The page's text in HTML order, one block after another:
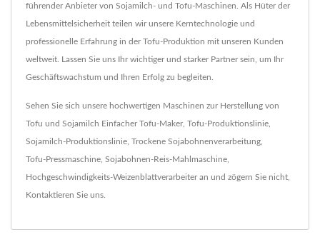
führender Anbieter von Sojamilch- und Tofu-Maschinen. Als Hüter der
Lebensmittelsicherheit teilen wir unsere Kerntechnologie und
professionelle Erfahrung in der Tofu-Produktion mit unseren Kunden
weltweit. Lassen Sie uns Ihr wichtiger und starker Partner sein, um Ihr
Geschäftswachstum und Ihren Erfolg zu begleiten.
Sehen Sie sich unsere hochwertigen Maschinen zur Herstellung von
Tofu und Sojamilch Einfacher Tofu-Maker, Tofu-Produktionslinie
Sojamilch-Produktionslinie Trockene Sojabohnenverarbeitung
Tofu-Pressmaschine Sojabohnen-Reis-Mahlmaschine
Hochgeschwindigkeits-Weizenblattverarbeiteran und zögern Sie nicht,
Kontaktieren Sie uns